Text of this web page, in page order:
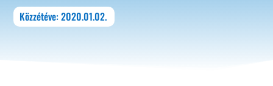
Közzétéve: 2020.01.02.